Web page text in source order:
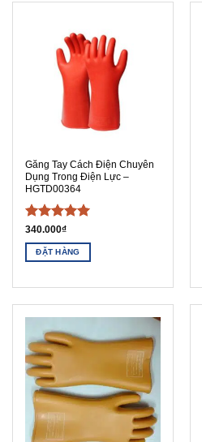
Găng Tay Cách Điện Chuyên
Dụng Trong Điện Lực –
HGTD00364
Được xếp
hạng55
sao
340.000₫
ĐẶT HÀNG